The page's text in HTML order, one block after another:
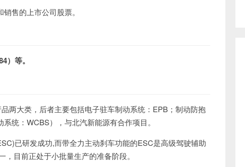
售的上市公司股票。
）等。
两大类，后者主要包括电子驻车制动系统：EPB；制动防抱
统：WCBS），与北汽新能源有合作项目。
已研发成功,而带全力主动刹车功能的ESC是高级驾驶辅助
目前正处于小批量生产的准备阶段。